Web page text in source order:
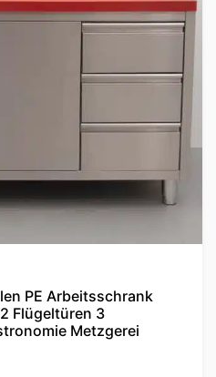
PE Arbeitsschrank
Flügeltüren 3
Metzgerei